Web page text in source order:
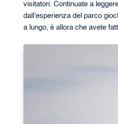
visitatori. Continuate a
dall’esperienza del parco
a lungo, è allora che avete